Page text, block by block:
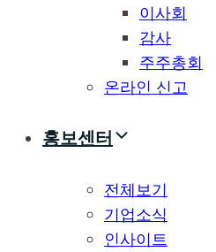
이사회
감사
주주총회
온라인 신고
홍보센터
전체보기
기업소식
인사이트